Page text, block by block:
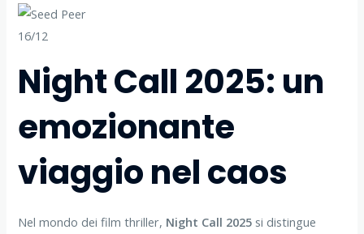
16/12
Night Call 2025: un
emozionante
viaggio nel caos
Nel mondo dei film thriller, Night Call 2025 si distingue